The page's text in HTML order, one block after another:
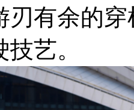
刃有余的
艺。